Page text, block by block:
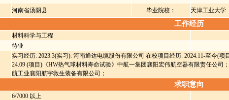
河南省汤阴县 毕业院校： 天津工业大学
工作经历
材料科学与工程
待业
实习经历: 2023.3(实习): 河南通达电缆股份有限公司 在校项目经历: 2024.11-至今(
24.09 (项目)《HW热气球材料寿命试验》中航一集团襄阳宏伟航空器有限责任公司
航工业襄阳航宇救生装备有限公司；
求职意向
6/7000 以上